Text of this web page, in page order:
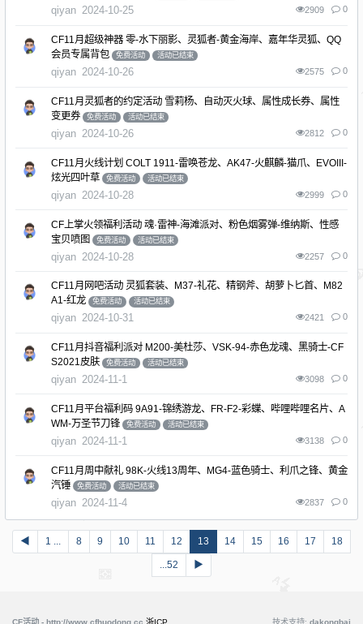
qiyan 2024-10-25 2909 0
CF11月超级神器 零-水下丽影、灵狐者-黄金海岸、嘉年华灵狐、QQ
会员专属背包
免费活动 活动已结束
qiyan 2024-10-26 2575 0
CF11月灵狐者的约定活动 雪莉杨、自动灭火球、属性成长券、属性
变更券
免费活动 活动已结束
qiyan 2024-10-26 2812 0
CF11月火线计划 COLT 1911-雷唤苍龙、AK47-火麒麟-猫爪、EVOIII-
炫光四叶草
免费活动 活动已结束
qiyan 2024-10-28 2999 0
CF上掌火领福利活动 魂·雷神-海滩派对、粉色烟雾弹-维纳斯、性感
宝贝喷图
免费活动 活动已结束
qiyan 2024-10-28 2257 0
CF11月网吧活动 灵狐套装、M37-礼花、精钢斧、胡萝卜匕首、M82
A1-红龙
免费活动 活动已结束
qiyan 2024-10-31 2421 0
CF11月抖音福利派对 M200-美杜莎、VSK-94-赤色龙魂、黑骑士-CF
S2021皮肤
免费活动 活动已结束
qiyan 2024-11-1 3098 0
CF11月平台福利码 9A91-锦绣游龙、FR-F2-彩蝶、哔哩哔哩名片、A
WM-万圣节刀锋
免费活动 活动已结束
qiyan 2024-11-1 3138 0
CF11月周中献礼 98K-火线13周年、MG4-蓝色骑士、利爪之锋、黄金
汽锤
免费活动 活动已结束
qiyan 2024-11-4 2837 0
◀ 1 ... 8 9 10 11 12 13 14 15 16 17 18
...52 ▶
CF活动 - http://www.cfhuodong.cc 浙ICP 技术支持: dakongbai